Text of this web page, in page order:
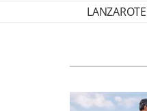
LANZAROTE